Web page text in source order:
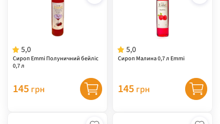
5,0
Сироп Emmi Полуничний бейліс
0,7 л
145 грн
5,0
Сироп Малина 0,7 л Emmi
145 грн